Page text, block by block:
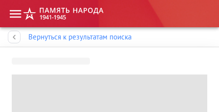
Вернуться к результатам поиска
Память народа